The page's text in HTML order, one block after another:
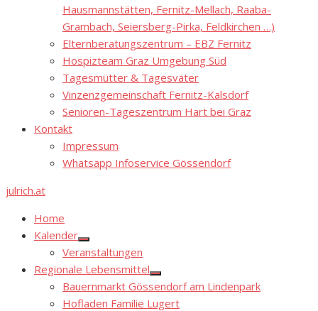
Hausmannstätten, Fernitz-Mellach, Raaba-
Grambach, Seiersberg-Pirka, Feldkirchen …)
Elternberatungszentrum – EBZ Fernitz
Hospizteam Graz Umgebung Süd
Tagesmütter & Tagesväter
Vinzenzgemeinschaft Fernitz-Kalsdorf
Senioren-Tageszentrum Hart bei Graz
Kontakt
Impressum
Whatsapp Infoservice Gössendorf
julrich.at
Home
Kalender
Show
sub
menu
Veranstaltungen
Regionale Lebensmittel
Show
sub
menu
Bauernmarkt Gössendorf am Lindenpark
Hofladen Familie Lugert